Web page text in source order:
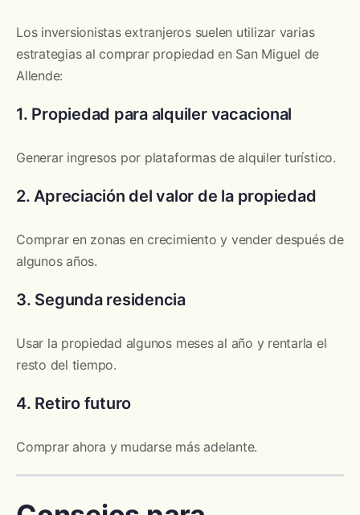
Los inversionistas extranjeros suelen utilizar varias
estrategias al comprar propiedad en San Miguel de
Allende:
1. Propiedad para alquiler vacacional
Generar ingresos por plataformas de alquiler turístico.
2. Apreciación del valor de la propiedad
Comprar en zonas en crecimiento y vender después de
algunos años.
3. Segunda residencia
Usar la propiedad algunos meses al año y rentarla el
resto del tiempo.
4. Retiro futuro
Comprar ahora y mudarse más adelante.